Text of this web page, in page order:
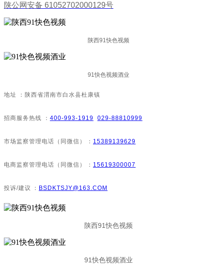
陕公网安备 61052702000129号
陕西91快色视频
91快色视频酒业
地址：陕西省渭南市白水县杜康镇
招商服务热线： 400-993-1919 029-88810999
市场监察管理电话（同微信）： 15389139629
电商监察管理电话（同微信）： 15619300007
投诉/建议： BSDKTSJY@163.COM
陕西91快色视频
91快色视频酒业